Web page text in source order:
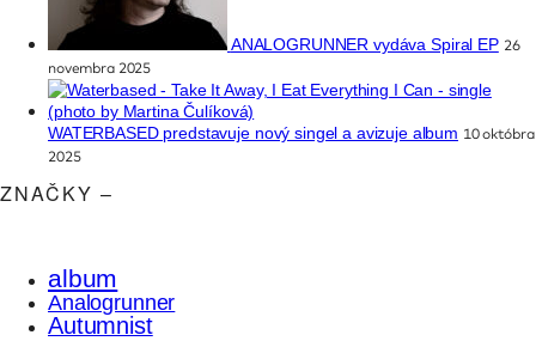
ANALOGRUNNER vydáva Spiral EP 26
novembra 2025
WATERBASED predstavuje nový singel a avizuje album 10 októbra
2025
ZNAČKY –
album
Analogrunner
Autumnist